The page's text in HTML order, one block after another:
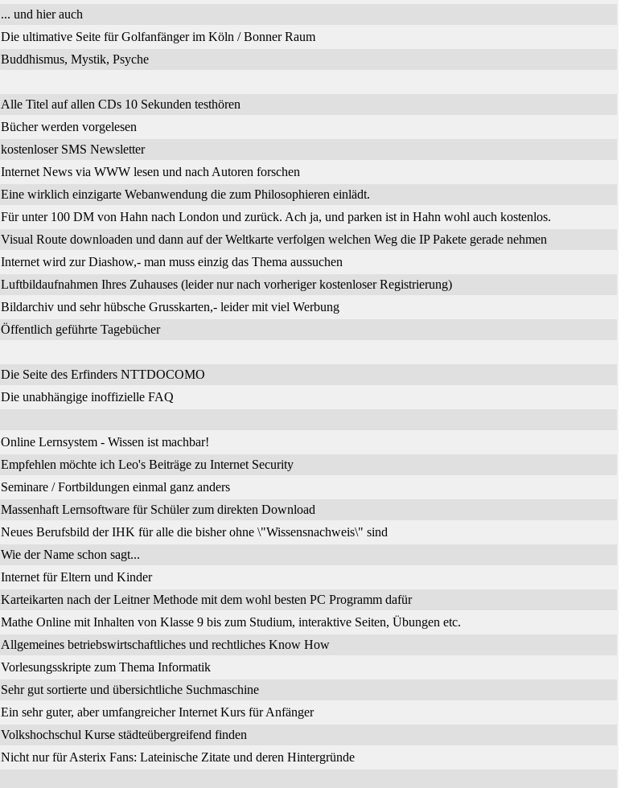
... und hier auch
Die ultimative Seite für Golfanfänger im Köln / Bonner Raum
Buddhismus, Mystik, Psyche
Alle Titel auf allen CDs 10 Sekunden testhören
Bücher werden vorgelesen
kostenloser SMS Newsletter
Internet News via WWW lesen und nach Autoren forschen
Eine wirklich einzigarte Webanwendung die zum Philosophieren einlädt.
Für unter 100 DM von Hahn nach London und zurück. Ach ja, und parken ist in Hahn wohl auch kostenlos.
Visual Route downloaden und dann auf der Weltkarte verfolgen welchen Weg die IP Pakete gerade nehmen
Internet wird zur Diashow,- man muss einzig das Thema aussuchen
Luftbildaufnahmen Ihres Zuhauses (leider nur nach vorheriger kostenloser Registrierung)
Bildarchiv und sehr hübsche Grusskarten,- leider mit viel Werbung
Öffentlich geführte Tagebücher
Die Seite des Erfinders NTTDOCOMO
Die unabhängige inoffizielle FAQ
Online Lernsystem - Wissen ist machbar!
Empfehlen möchte ich Leo's Beiträge zu Internet Security
Seminare / Fortbildungen einmal ganz anders
Massenhaft Lernsoftware für Schüler zum direkten Download
Neues Berufsbild der IHK für alle die bisher ohne \"Wissensnachweis\" sind
Wie der Name schon sagt...
Internet für Eltern und Kinder
Karteikarten nach der Leitner Methode mit dem wohl besten PC Programm dafür
Mathe Online mit Inhalten von Klasse 9 bis zum Studium, interaktive Seiten, Übungen etc.
Allgemeines betriebswirtschaftliches und rechtliches Know How
Vorlesungsskripte zum Thema Informatik
Sehr gut sortierte und übersichtliche Suchmaschine
Ein sehr guter, aber umfangreicher Internet Kurs für Anfänger
Volkshochschul Kurse städteübergreifend finden
Nicht nur für Asterix Fans: Lateinische Zitate und deren Hintergründe